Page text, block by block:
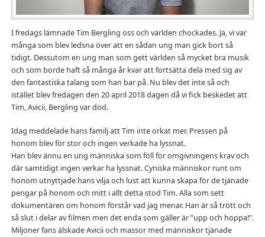
I fredags lämnade Tim Bergling oss och världen chockades. Ja, vi var
många som blev ledsna över att en sådan ung man gick bort så
tidigt. Dessutom en ung man som gett världen så mycket bra musik
och som borde haft så många år kvar att fortsätta dela med sig av
den fantastiska talang som han bar på. Nu blev det inte så och
istället blev fredagen den 20 april 2018 dagen då vi fick beskedet att
Tim, Avicii, Bergling var död.
Idag meddelade hans familj att Tim inte orkat mer. Pressen på
honom blev för stor och ingen verkade ha lyssnat.
Han blev ännu en ung människa som föll för omgivningens krav och
där samtidigt ingen verkar ha lyssnat. Cyniska människor runt om
honom utnyttjade hans vilja och lust att kunna skapa för de tjänade
pengar på honom och mitt i allt detta stod Tim. Alla som sett
dokumentären om honom förstår vad jag menar. Han är så trött och
så slut i delar av filmen men det enda som gäller är ”upp och hoppa!”.
Miljoner fans älskade Avicii och massor med människor tjänade